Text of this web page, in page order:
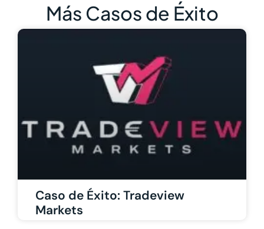
Más Casos de Éxito
Caso de Éxito: Tradeview
Markets